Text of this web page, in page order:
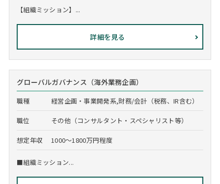
【組織ミッション】...
詳細を見る
グローバルガバナンス（海外業務企画）
職種 経営企画・事業開発系,財務/会計（税務、IR含む）
職位 その他（コンサルタント・スペシャリスト等）
想定年収 1000～1800万円程度
■組織ミッション...